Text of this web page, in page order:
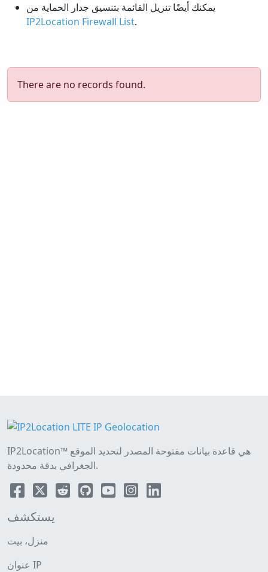
يمكنك أيضًا تنزيل القائمة بتنسيق جدار الحماية من
IP2Location Firewall List.
There are no records found.
IP2Location™ هي قاعدة بيانات مفتوحة المصدر لتحديد الموقع
الجغرافي بدقة محدودة.
يستكشف
منزل، بيت
عنوان IP